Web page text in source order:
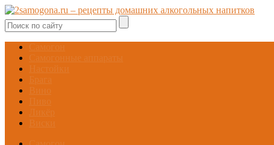
Самогон
Самогонные аппараты
Настойки
Брага
Вино
Пиво
Ликёр
Виски